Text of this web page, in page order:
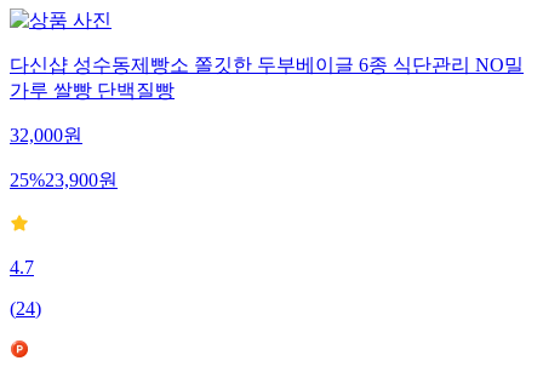
다신샵 성수동제빵소 쫄깃한 두부베이글 6종 식단관리 NO밀
가루 쌀빵 단백질빵
32,000원
25%23,900원
4.7
(24)